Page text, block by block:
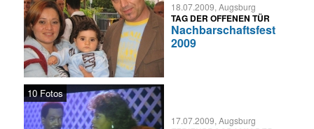
18.07.2009, Augsburg
TAG DER OFFENEN TÜR
Nachbarschaftsfest
2009
10 Fotos
17.07.2009, Augsburg